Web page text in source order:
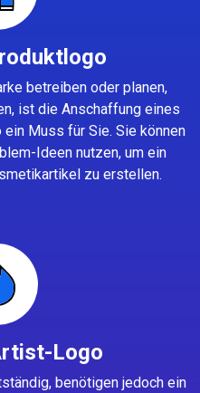
betreiben oder planen,
ist die Anschaffung eines
Muss für Sie. Sie können
Ideen nutzen, um ein
zu erstellen.
Logo
benötigen jedoch ein